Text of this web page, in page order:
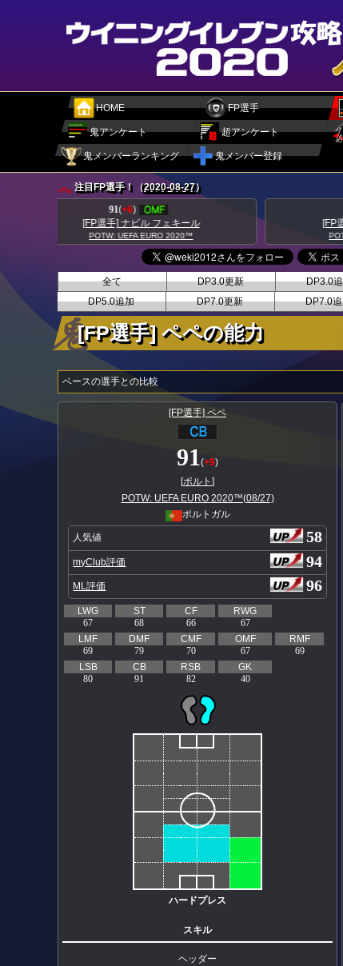
HOME FP選手
鬼アンケート 超アンケート
鬼メンバーランキング 鬼メンバー登録
注目FP選手！（2020-08-27）
89(+8
[FP選手] ダニーロ ペレイラ
POTW: UEFA EURO 2020™
全て DP3.0更新 DP3.0
DP5.0追加
DP7.0更新 DP7.0
[FP選手] ペペの能力
ベースの選手との比較
[FP選手] ペペ
91(+9)
[ポルト ]
POTW: UEFA EURO 2020™(08/27)
ポルトガル
人気値 58
myClub評価 94
ML評価 96
LWG
67
ST
68
CF
66
RWG
67
LMF
69
DMF
79
CMF
70
OMF
67
RMF
69
LSB
80
CB
91
RSB
82
GK
40
ハードプレス
スキル
ヘッダー